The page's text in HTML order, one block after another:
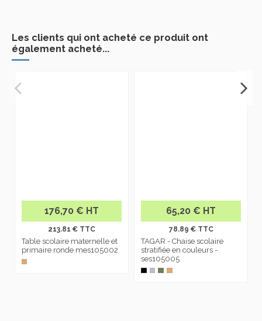
Les clients qui ont acheté ce produit ont
également acheté...
176,70 € HT
213.81 € TTC
Table scolaire maternelle et
primaire ronde mes105002
65,20 € HT
78.89 € TTC
TAGAR - Chaise scolaire
stratifiée en couleurs -
ses105005